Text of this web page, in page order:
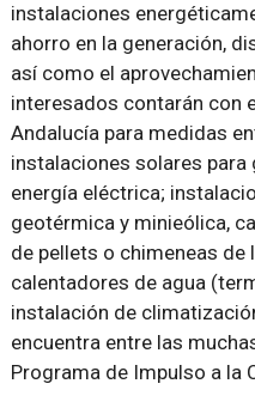
instalaciones
ahorro en la generación,
así como el
interesados contarán con
Andalucía para medidas
instalaciones solares para
energía eléctrica;
geotérmica y minieólica,
de pellets o chimeneas de
calentadores de agua
instalación de
encuentra entre las
Programa de Impulso a la